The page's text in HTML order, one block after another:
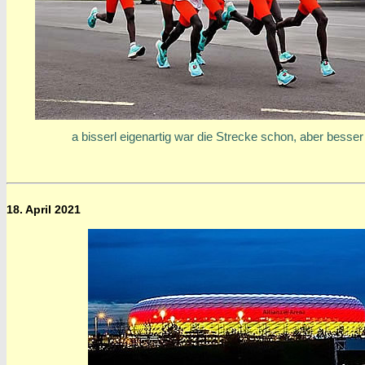
a bisserl eigenartig war die Strecke schon, aber
18. April 2021